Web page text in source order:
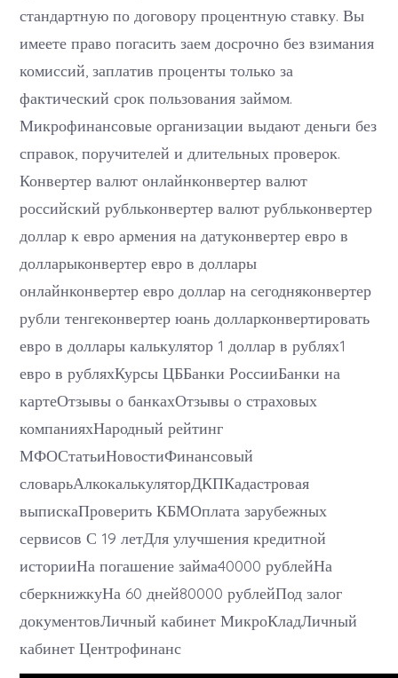
стандартную по договору процентную ставку. Вы
имеете право погасить заем досрочно без взимания
комиссий, заплатив проценты только за
фактический срок пользования займом.
Микрофинансовые организации выдают деньги без
справок, поручителей и длительных проверок.
Конвертер валют онлайнконвертер валют
российский рубльконвертер валют рубльконвертер
доллар к евро армения на датуконвертер евро в
долларыконвертер евро в доллары
онлайнконвертер евро доллар на сегодняконвертер
рубли тенгеконвертер юань долларконвертировать
евро в доллары калькулятор 1 доллар в рублях1
евро в рубляхКурсы ЦББанки РоссииБанки на
картеОтзывы о банкахОтзывы о страховых
компанияхНародный рейтинг
МФОСтатьиНовостиФинансовый
словарьАлкокалькуляторДКПКадастровая
выпискаПроверить КБМОплата зарубежных
сервисов С 19 летДля улучшения кредитной
историиНа погашение займа40000 рублейНа
сберкнижкуНа 60 дней80000 рублейПод залог
документовЛичный кабинет МикроКладЛичный
кабинет Центрофинанс